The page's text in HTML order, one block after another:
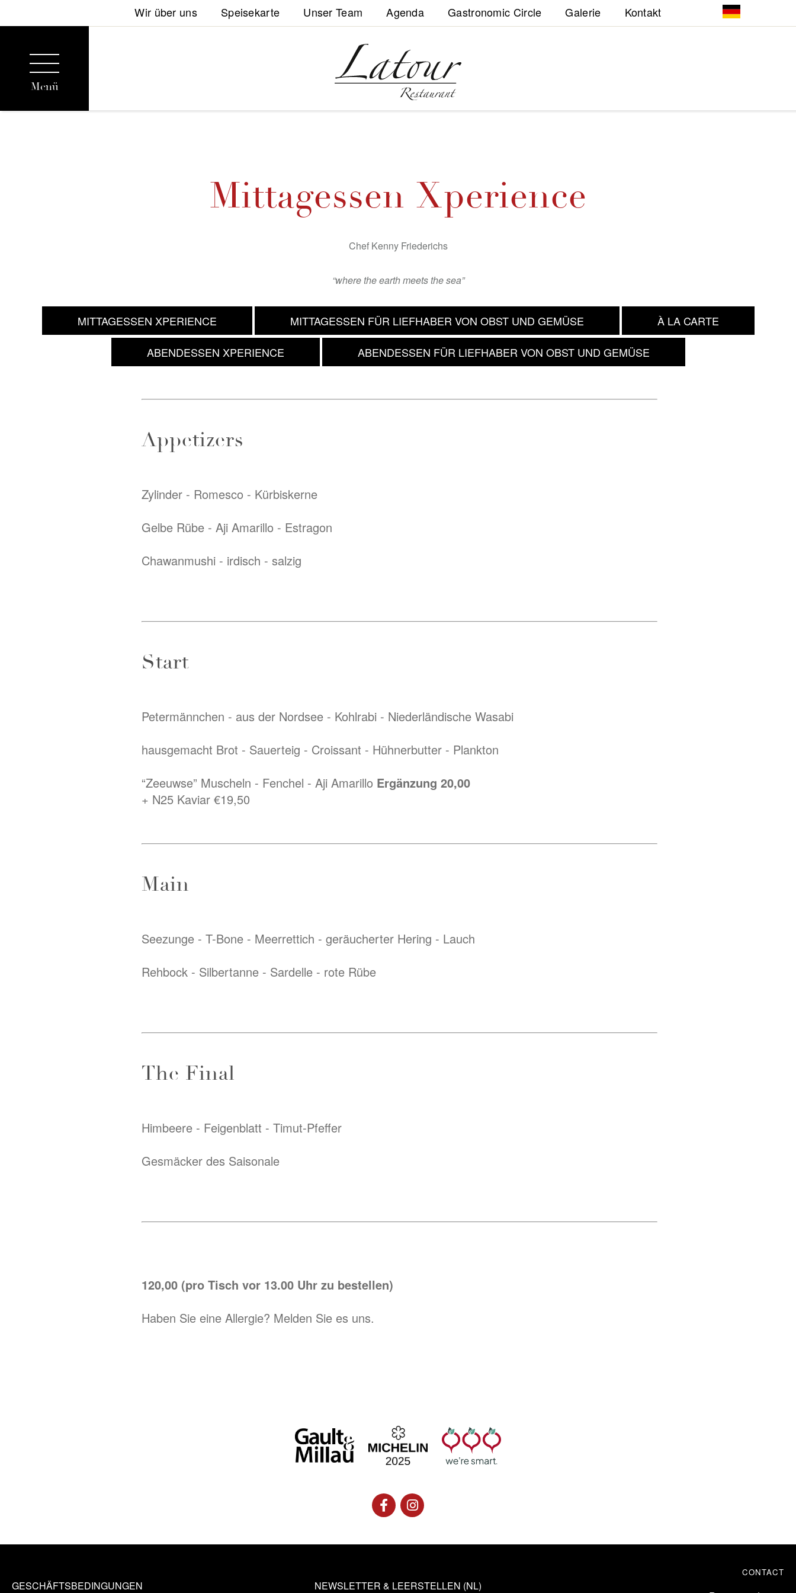
Wir über uns Speisekarte Unser Team Agenda Gastronomic Circle Galerie Kontakt
Menü
Mittagessen Xperience
Chef Kenny Friederichs
“where the earth meets the sea”
MITTAGESSEN XPERIENCE MITTAGESSEN FÜR LIEFHABER VON OBST UND GEMÜSE À LA CARTE
ABENDESSEN XPERIENCE ABENDESSEN FÜR LIEFHABER VON OBST UND GEMÜSE
Appetizers
Zylinder - Romesco - Kürbiskerne
Gelbe Rübe - Aji Amarillo - Estragon
Chawanmushi - irdisch - salzig
Start
Petermännchen - aus der Nordsee - Kohlrabi - Niederländische Wasabi
hausgemacht Brot - Sauerteig - Croissant - Hühnerbutter - Plankton
“Zeeuwse” Muscheln - Fenchel - Aji Amarillo Ergänzung 20,00
+ N25 Kaviar €19,50
Main
Seezunge - T-Bone - Meerrettich - geräucherter Hering - Lauch
Rehbock - Silbertanne - Sardelle - rote Rübe
The Final
Himbeere - Feigenblatt - Timut-Pfeffer
Gesmäcker des Saisonale
120,00 (pro Tisch vor 13.00 Uhr zu bestellen)
Haben Sie eine Allergie? Melden Sie es uns.
GESCHÄFTSBEDINGUNGEN NEWSLETTER & LEERSTELLEN (NL)
CONTACT